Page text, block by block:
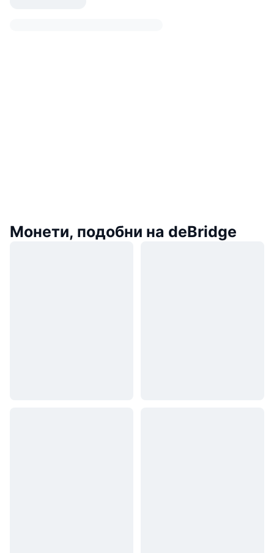
Монети, подобни на deBridge